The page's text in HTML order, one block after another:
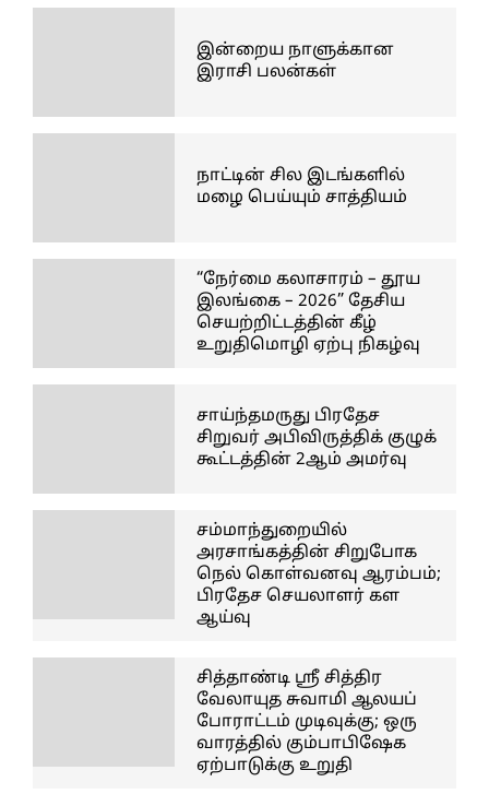
இன்றைய நாளுக்கான
இராசி பலன்கள்
நாட்டின் சில இடங்களில்
மழை பெய்யும் சாத்தியம்
“நேர்மை கலாசாரம் – தூய
இலங்கை – 2026” தேசிய
செயற்றிட்டத்தின் கீழ்
உறுதிமொழி ஏற்பு நிகழ்வு
சாய்ந்தமருது பிரதேச
சிறுவர் அபிவிருத்திக் குழுக்
கூட்டத்தின் 2ஆம் அமர்வு
சம்மாந்துறையில்
அரசாங்கத்தின் சிறுபோக
நெல் கொள்வனவு ஆரம்பம்;
பிரதேச செயலாளர் கள
ஆய்வு
சித்தாண்டி ஸ்ரீ சித்திர
வேலாயுத சுவாமி ஆலயப்
போராட்டம் முடிவுக்கு; ஒரு
வாரத்தில் கும்பாபிஷேக
ஏற்பாடுக்கு உறுதி